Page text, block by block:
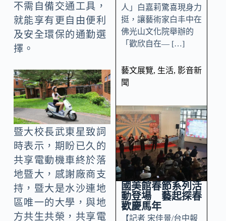
不需自備交通工具，
就能享有更自由便利
及安全環保的通勤選
擇。
暨大校長武東星致詞
時表示，期盼已久的
共享電動機車終於落
地暨大，感謝廠商支
持，暨大是水沙連地
區唯一的大學，與地
方共生共榮，共享電
人」白嘉莉驚喜現身力
挺，讓藝術家白丰中在
佛光山文化院舉辦的
「歡欣自在— […]
藝文展覽, 生活, 影音新
聞
國美館春節系列活
動登場 藝起探春
歡慶馬年
【記者 宋佳景/台中報